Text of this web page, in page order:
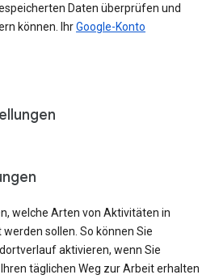
Daten überprüfen und
können. IhrGoogle-Konto
welche Arten von Aktivitäten in
sollen. So können Sie
aktivieren, wenn Sie
täglichen Weg zur Arbeit erhalten